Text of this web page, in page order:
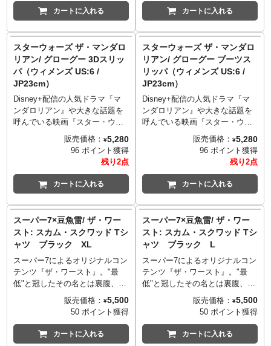
ーグーになりきれちゃう上下一
体型のラウンジウェアが登場で
カートに入れる
ーグーになりきれちゃう上下一
体型のラウンジウェアが登場で
カートに入れる
スターウォーズ ザ・マンダロ
リアン/ グローグー 3Dスリッ
パ（ウィメンズ US:6 /
JP23cm）
Disney+配信の人気ドラマ『マ
ンダロリアン』や大きな話題を
呼んでいる映画『スター・ウォ
ーズ／マンダロリアン・アン
ド・グローグー』で、「マンド
ー」ことディン・ジャリンと行
動を共にする、お茶目っ子グロ
ーグーが立体的なデザインがカ
ワイイ3Dスリッパになりまし
た！ホバープラムに乗るグロー
グーが足元にいるだけで、なん
だか幸せな気分になれること必
至なアイテム。
販売価格： ¥5,280
96 ポイント獲得
残り2点
カートに入れる
スターウォーズ ザ・マンダロ
リアン/ グローグー ブーツス
リッパ（ウィメンズ US:6 /
JP23cm）
Disney+配信の人気ドラマ『マ
ンダロリアン』や大きな話題を
呼んでいる映画『スター・ウォ
ーズ／マンダロリアン・アン
ド・グローグー』で、「マンド
ー」ことディン・ジャリンと行
動を共にする、お茶目っ子グロ
ーグーがブーツ型スリッパにな
りました！サイドからピョンと
出ている耳もとってもキュー
販売価格： ¥5,280
96 ポイント獲得
残り2点
カートに入れる
スーパー7×豆魚雷/ ザ・ワー
スト: スカム・スクワッド Tシ
ャツ ブラック XL
スーパー7によるオリジナルコン
テンツ『ザ・ワースト』。"最
低"と冠したその名とは裏腹、90
年代フィギュアを彷彿とさせ
る、懐かしくもオリジナリティ
あふれるデザインが最高すぎる
シリーズ。なんと今回「スーパ
ー7×豆魚雷」のコラボレーショ
販売価格： ¥5,500
50 ポイント獲得
カートに入れる
スーパー7×豆魚雷/ ザ・ワー
スト: スカム・スクワッド Tシ
ャツ ブラック L
スーパー7によるオリジナルコン
テンツ『ザ・ワースト』。"最
低"と冠したその名とは裏腹、90
年代フィギュアを彷彿とさせ
る、懐かしくもオリジナリティ
あふれるデザインが最高すぎる
シリーズ。なんと今回「スーパ
ー7×豆魚雷」のコラボレーショ
販売価格： ¥5,500
50 ポイント獲得
カートに入れる